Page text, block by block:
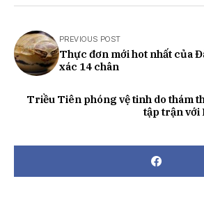
PREVIOUS POST
Thực đơn mới hot nhất của
xác 14 chân
Triều Tiên phóng vệ tinh do thám
tập trận với